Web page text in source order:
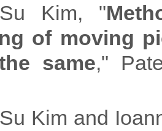
Su Kim, "
of moving
same,"
Kim and